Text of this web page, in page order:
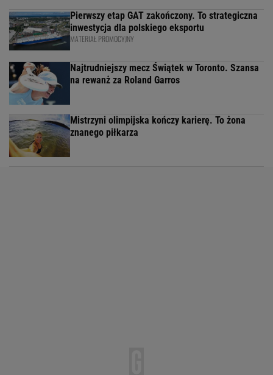
Pierwszy etap GAT zakończony. To strategiczna
inwestycja dla polskiego eksportu
MATERIAŁ PROMOCYJNY
Najtrudniejszy mecz Świątek w Toronto. Szansa
na rewanż za Roland Garros
Mistrzyni olimpijska kończy karierę. To żona
znanego piłkarza